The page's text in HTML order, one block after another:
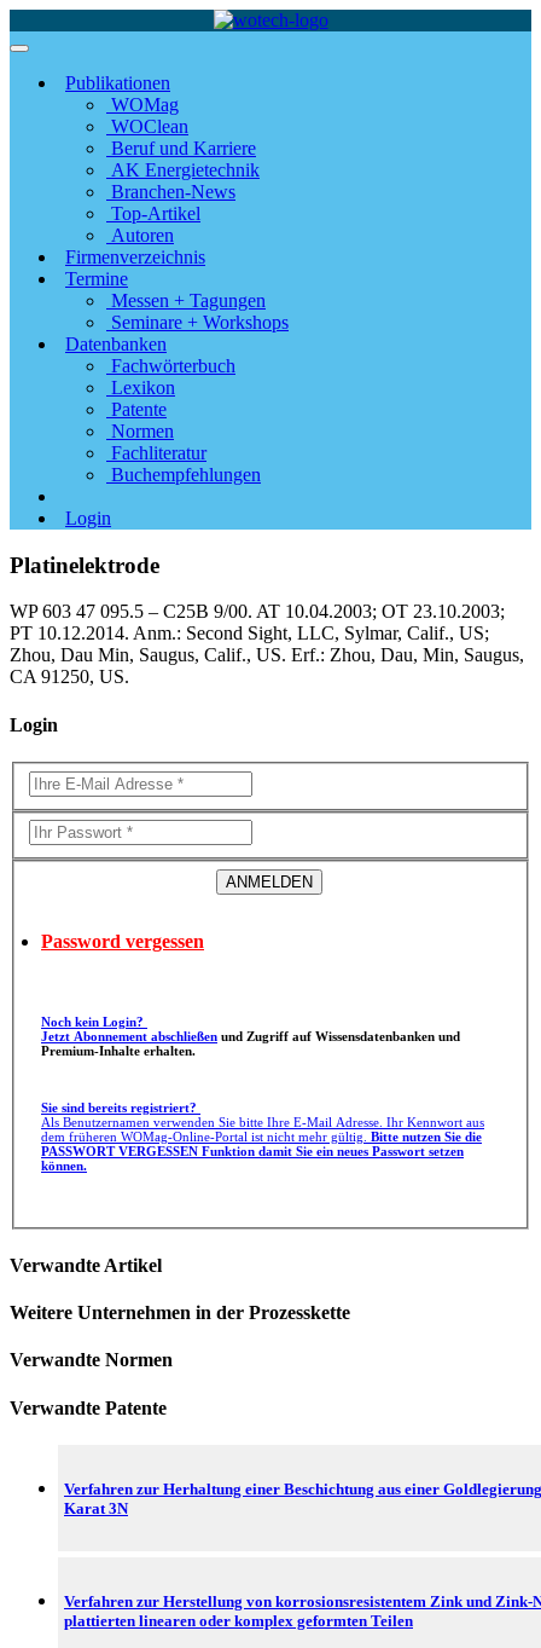
Publikationen
WOMag
WOClean
Beruf und Karriere
AK Energietechnik
Branchen-News
Top-Artikel
Autoren
Firmenverzeichnis
Termine
Messen + Tagungen
Seminare + Workshops
Datenbanken
Fachwörterbuch
Lexikon
Patente
Normen
Fachliteratur
Buchempfehlungen
Login
Platinelektrode
WP 603 47 095.5 – C25B 9/00. AT 10.04.2003; OT 23.10.2003;
PT 10.12.2014. Anm.: Second Sight, LLC, Sylmar, Calif., US;
Zhou, Dau Min, Saugus, Calif., US. Erf.: Zhou, Dau, Min, Saugus,
CA 91250, US.
Login
Password vergessen
Noch kein Login?
Jetzt Abonnement abschließen
Premium-Inhalte erhalten.
Sie sind bereits registriert?
Als Benutzernamen verwenden Sie bitte Ihre E-Mail Adresse. Ihr Kennwort aus
dem früheren WOMag-Online-Portal ist nicht mehr gültig. Bitte nutzen Sie die
PASSWORT VERGESSEN Funktion damit Sie ein neues Passwort setzen
können.
Verwandte Artikel
Weitere Unternehmen in der Prozesskette
Verwandte Normen
Verwandte Patente
Verfahren zur Herhaltung einer Beschichtung aus einer
Karat 3N
Verfahren zur Herstellung von korrosionsresistentem Zink und Zink-
plattierten linearen oder komplex geformten Teilen